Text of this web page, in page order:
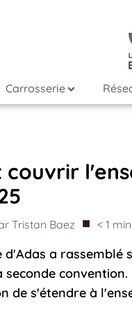
Carrosserie
Tristan Baez ■ < 1
a rassemblé
seconde
de s'étendre à